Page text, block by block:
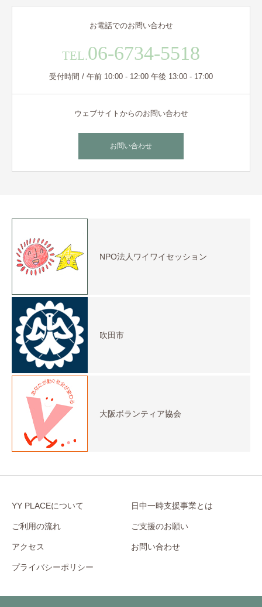
お電話でのお問い合わせ
TEL.06-6734-5518
受付時間 / 午前 10:00 - 12:00 午後 13:00 - 17:00
ウェブサイトからのお問い合わせ
お問い合わせ
NPO法人ワイワイセッション
吹田市
大阪ボランティア協会
YY PLACEについて 日中一時支援事業とは
ご利用の流れ ご支援のお願い
アクセス お問い合わせ
プライバシーポリシー